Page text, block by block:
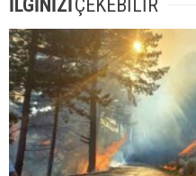
İLGİNİZİÇEKEBİLİR